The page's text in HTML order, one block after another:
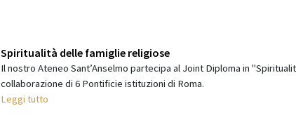
Spiritualità delle famiglie religiose
Il nostro Ateneo Sant’Anselmo partecipa al Joint Diploma in
collaborazione di 6 Pontificie istituzioni di Roma.
Leggi tutto